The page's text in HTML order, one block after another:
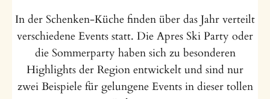
In der Schenken-Küche finden über das Jahr verteilt
verschiedene Events statt. Die Apres Ski Party oder
die Sommerparty haben sich zu besonderen
Highlights der Region entwickelt und sind nur
zwei Beispiele für gelungene Events in dieser tollen